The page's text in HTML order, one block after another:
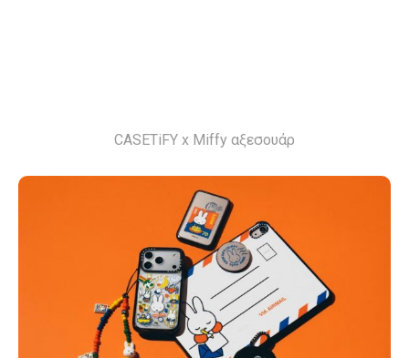
CASETiFY x Miffy αξεσουάρ